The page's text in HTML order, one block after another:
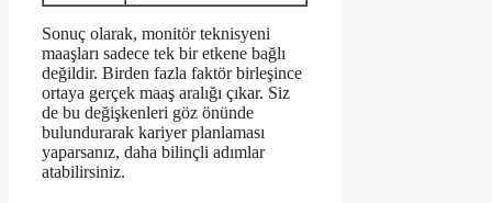
Sonuç olarak, monitör teknisyeni
maaşları sadece tek bir etkene bağlı
değildir. Birden fazla faktör birleşince
ortaya gerçek maaş aralığı çıkar. Siz
de bu değişkenleri göz önünde
bulundurarak kariyer planlaması
yaparsanız, daha bilinçli adımlar
atabilirsiniz.